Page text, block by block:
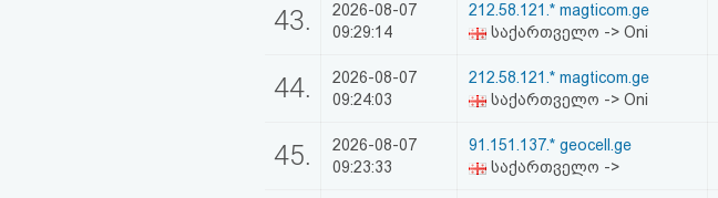
43.
2026-08-07
09:29:14
212.58.121.* magticom.ge
საქართველო -> Oni
44.
2026-08-07
09:24:03
212.58.121.* magticom.ge
საქართველო -> Oni
45.
2026-08-07
09:23:33
91.151.137.* geocell.ge
საქართველო ->